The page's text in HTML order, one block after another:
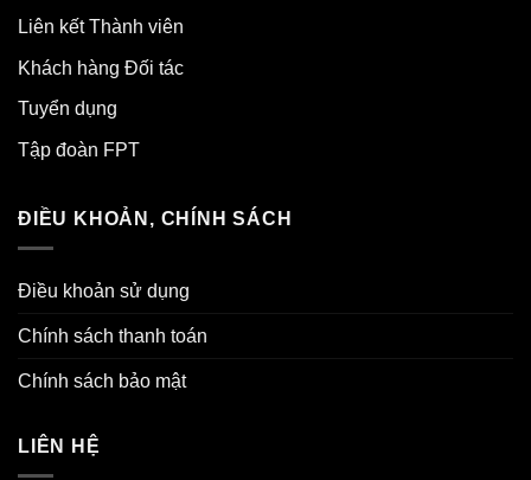
Liên kết Thành viên
Khách hàng Đối tác
Tuyển dụng
Tập đoàn FPT
ĐIỀU KHOẢN, CHÍNH SÁCH
Điều khoản sử dụng
Chính sách thanh toán
Chính sách bảo mật
LIÊN HỆ